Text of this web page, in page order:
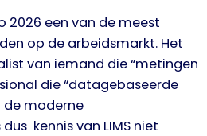
2026 een van de meest
op de arbeidsmarkt. Het
van iemand die “metingen
die “datagebaseerde
de moderne
kennis van LIMS niet